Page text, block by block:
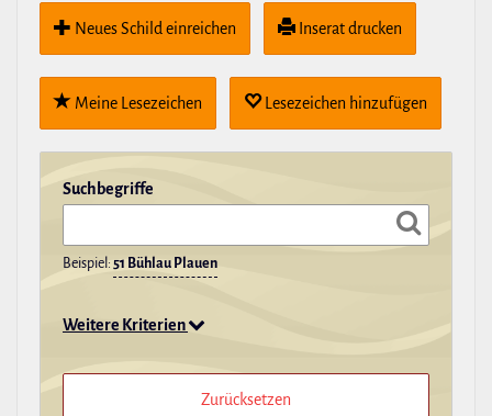
Neues Schild ein­rei­chen Inserat drucken
Meine Lese­zei­chen Lese­zei­chen hin­zu­fügen
Such­be­griffe
Beispiel: 51 Bühlau Plauen
Weitere Kriterien